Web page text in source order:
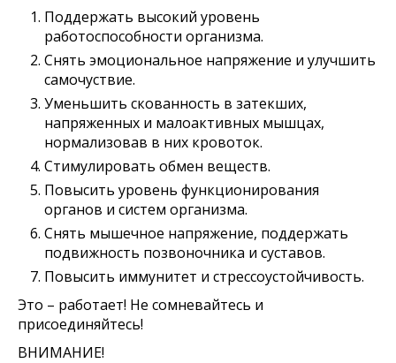
Поддержать высокий уровень
работоспособности организма.
Снять эмоциональное напряжение и улучшить
самочуствие.
Уменьшить скованность в затекших,
напряженных и малоактивных мышцах,
нормализовав в них кровоток.
Стимулировать обмен веществ.
Повысить уровень функционирования
органов и систем организма.
Снять мышечное напряжение, поддержать
подвижность позвоночника и суставов.
Повысить иммунитет и стрессоустойчивость.
Это – работает! Не сомневайтесь и
присоединяйтесь!
ВНИМАНИЕ!